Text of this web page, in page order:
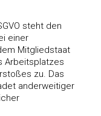
steht den
einer
Mitgliedstaat
Arbeitsplatzes
zu. Das
anderweitiger